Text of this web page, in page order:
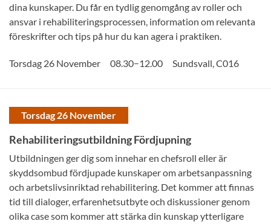
dina kunskaper. Du får en tydlig genomgång av roller och
ansvar i rehabiliteringsprocessen, information om relevanta
föreskrifter och tips på hur du kan agera i praktiken.
Torsdag 26 November 08.30–12.00 Sundsvall C016
Torsdag 26 November
Rehabiliteringsutbildning Fördjupning
Utbildningen ger dig som innehar en chefsroll eller är
skyddsombud fördjupade kunskaper om arbetsanpassning
och arbetslivsinriktad rehabilitering. Det kommer att finnas
tid till dialoger, erfarenhetsutbyte och diskussioner genom
olika case som kommer att stärka din kunskap ytterligare